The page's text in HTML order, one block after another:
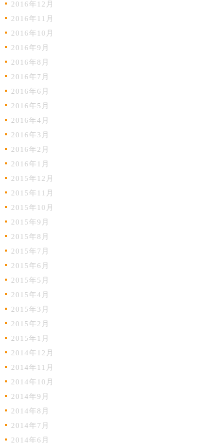
2016年12月
2016年11月
2016年10月
2016年9月
2016年8月
2016年7月
2016年6月
2016年5月
2016年4月
2016年3月
2016年2月
2016年1月
2015年12月
2015年11月
2015年10月
2015年9月
2015年8月
2015年7月
2015年6月
2015年5月
2015年4月
2015年3月
2015年2月
2015年1月
2014年12月
2014年11月
2014年10月
2014年9月
2014年8月
2014年7月
2014年6月